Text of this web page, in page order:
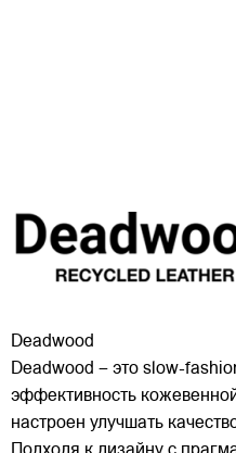
Deadwood
Deadwood – это slow-
эффективность
настроен улучшать